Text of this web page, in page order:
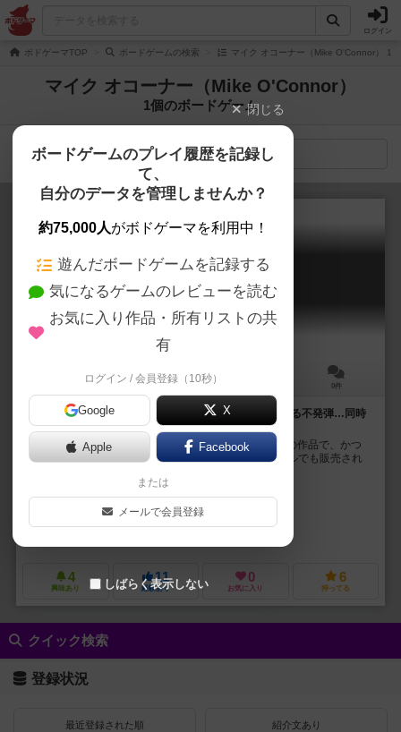
ログイン
ボドゲーマTOP ボードゲームの検索 マイク オコーナー（Mike O'Connor） 1
マイク オコーナー（Mike O'Connor）
1個のボードゲーム
検索メニュー
モーモー処理班
Unexploded Cow
25分前後 0件
1997年夏。狂牛病により処分される牛、そして今も残る不発弾…同時
に解決する方法を思いついちゃった！
『Unexploded Cow』はアメリカのチーパスゲームズの作品で、かつ
て「モーモー処理班」「爆弾処理牛」といったタイトルでも販売され
ジェームス・アーネスト（James Ernest）
マイク・オコーナー（Mike O'Connor）
ポータルゲームズ（
4
興味あり
11
経験あり
0
お気に入り
6
持ってる
クイック検索
登録状況
最近登録された順 紹介文あり
閉じる
ボードゲームのプレイ履歴を記録し
て、
自分のデータを管理しませんか？
約75,000人がボドゲーマを利用中！
遊んだボードゲームを記録する
気になるゲームのレビューを読む
お気に入り作品・所有リストの共
有
ログイン / 会員登録（10秒）
Google X
Apple Facebook
または
メールで会員登録
しばらく表示しない